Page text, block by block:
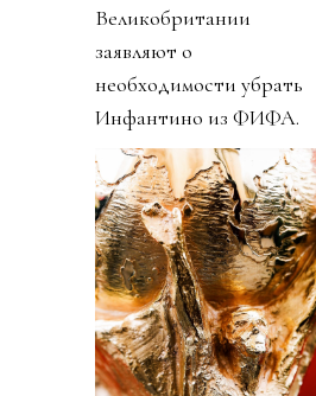
Великобритании
заявляют о
необходимости убрать
Инфантино из ФИФА.